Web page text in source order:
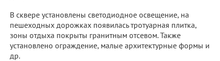
В сквере установлены светодиодное освещение, на
пешеходных дорожках появилась тротуарная плитка,
зоны отдыха покрыты гранитным отсевом. Также
установлено ограждение, малые архитектурные формы и
др.